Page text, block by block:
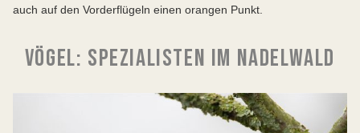
auch auf den Vorderflügeln einen orangen Punkt.
VÖGEL: SPEZIALISTEN IM NADELWALD